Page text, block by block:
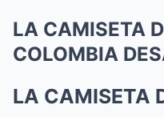
LA CAMISETA
COLOMBIA
LA CAMISETA